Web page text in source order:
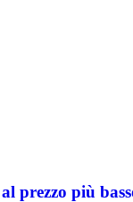
prezzo più